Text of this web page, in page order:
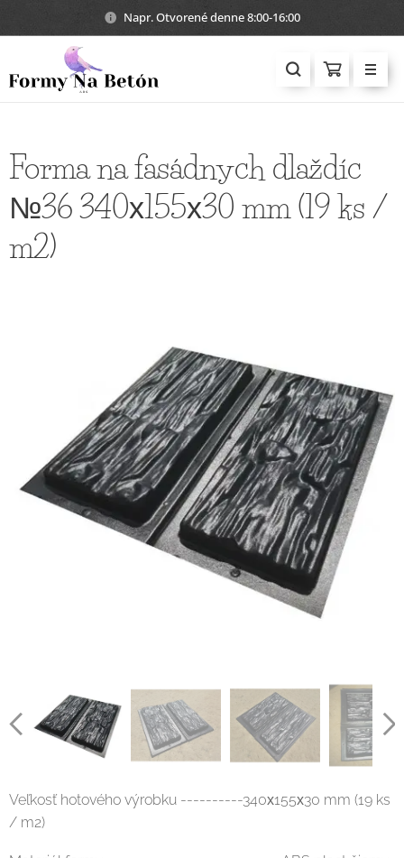
Napr. Otvorené denne 8:00-16:00
Forma na fasádnych dlaždíc
№36 340х155х30 mm (19 ks /
m2)
Veľkosť hotového výrobku ----------340х155х30 mm (19 ks
/ m2)